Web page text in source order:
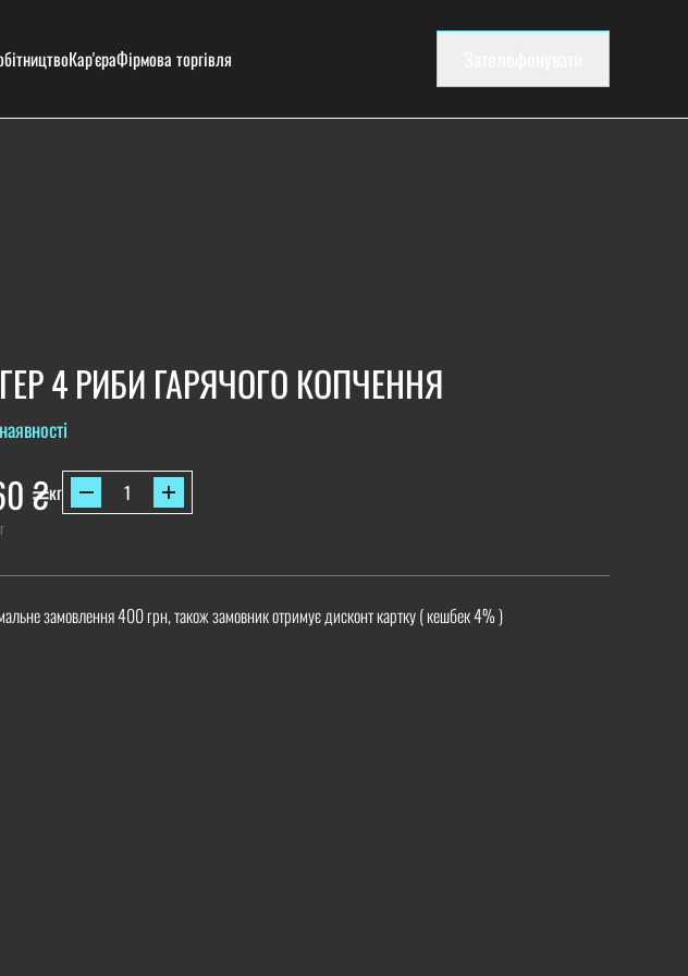
Кар'єраФірмова торгівля
4 РИБИ ГАРЯЧОГО КОПЧЕННЯ
₴кг
замовлення 400 грн, також замовник отримує дисконт картку ( кешбек 4% )